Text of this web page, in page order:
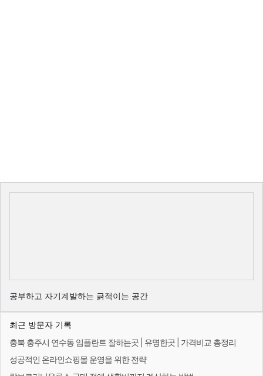
공부하고 자기계발하는 긁적이는 공간
최근 방문자 기록
충북 충주시 연수동 임플란트 잘하는곳 | 유명한곳 | 가격비교 총정리
성공적인 온라인쇼핑몰 운영을 위한 전략